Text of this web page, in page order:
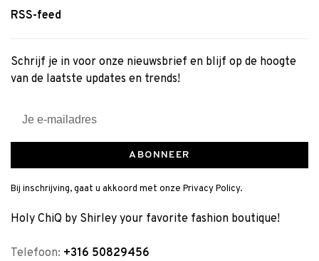
RSS-feed
Schrijf je in voor onze nieuwsbrief en blijf op de hoogte
van de laatste updates en trends!
ABONNEER
Bij inschrijving, gaat u akkoord met onze Privacy Policy.
Holy ChiQ by Shirley your favorite fashion boutique!
Telefoon: +316 50829456